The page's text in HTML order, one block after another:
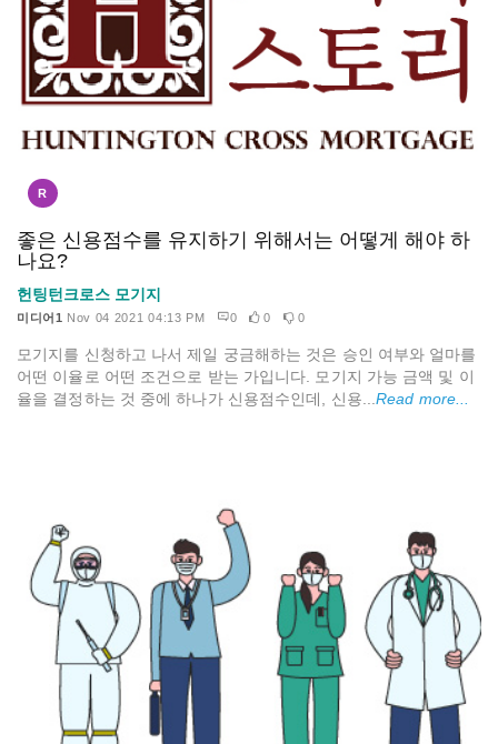
R
좋은 신용점수를 유지하기 위해서는 어떻게 해야 하
나요?
헌팅턴크로스 모기지
미디어1 Nov 04 2021 04:13 PM 0 0 0
모기지를 신청하고 나서 제일 궁금해하는 것은 승인 여부와 얼마를
어떤 이율로 어떤 조건으로 받는 가입니다. 모기지 가능 금액 및 이
율을 결정하는 것 중에 하나가 신용점수인데, 신용...Read more...